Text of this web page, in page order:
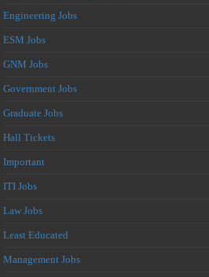
Engineering Jobs
ESM Jobs
GNM Jobs
Government Jobs
Graduate Jobs
Hall Tickets
Important
ITI Jobs
Law Jobs
Least Educated
Management Jobs